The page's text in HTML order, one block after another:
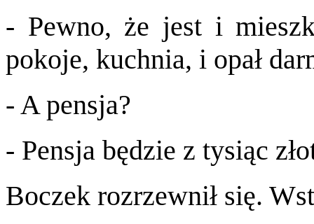
- Pewno, że jest i
pokoje, kuchnia, i opał
- A pensja?
- Pensja będzie z tysiąc
Boczek rozrzewnił się.